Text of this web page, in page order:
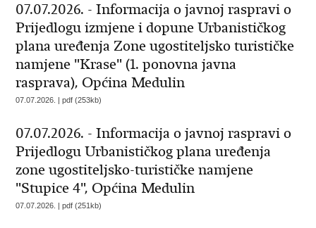
07.07.2026. - Informacija o javnoj raspravi o
Prijedlogu izmjene i dopune Urbanističkog
plana uređenja Zone ugostiteljsko turističke
namjene "Krase" (1. ponovna javna
rasprava), Općina Medulin
07.07.2026. | pdf (253kb)
07.07.2026. - Informacija o javnoj raspravi o
Prijedlogu Urbanističkog plana uređenja
zone ugostiteljsko-turističke namjene
"Stupice 4", Općina Medulin
07.07.2026. | pdf (251kb)